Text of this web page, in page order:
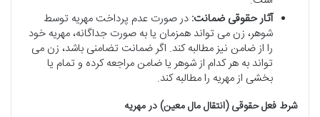
آثار حقوقی ضمانت: در صورت عدم پرداخت مهریه توسط
شوهر، زن می تواند همزمان یا به صورت جداگانه، مهریه خود
را از ضامن نیز مطالبه کند. اگر ضمانت تضامنی باشد، زن می
تواند به هر کدام از شوهر یا ضامن مراجعه کرده و تمام یا
بخشی از مهریه را مطالبه کند.
شرط فعل حقوقی (انتقال مال معین) در مهریه